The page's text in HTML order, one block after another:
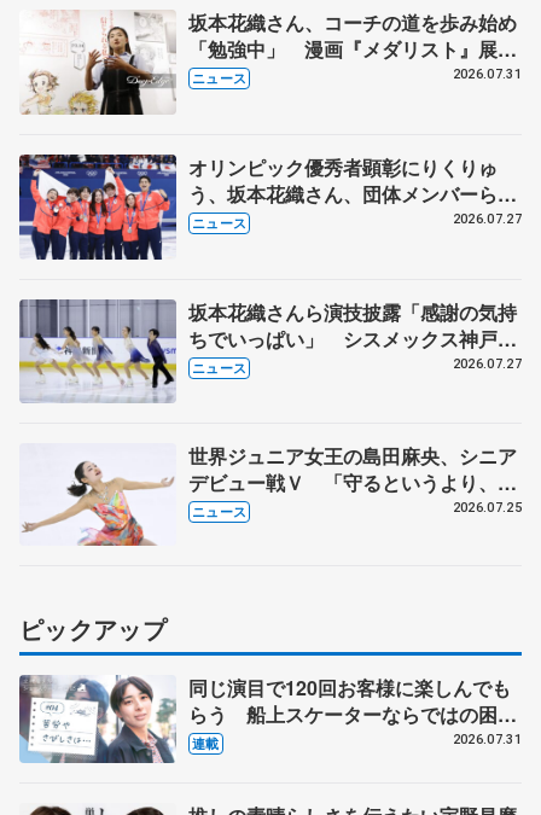
坂本花織さん、コーチの道を歩み始め
「勉強中」 漫画『メダリスト』展覧
会で子どもたちにエール
ニュース 2026.07.31
オリンピック優秀者顕彰にりくりゅ
う、坂本花織さん、団体メンバーら
8月7日に文科省が表彰式、ブルーノ・
ニュース 2026.07.27
坂本花織さんら演技披露「感謝の気持
ちでいっぱい」 シスメックス神戸ア
イスキャンパス開場1周年イベント
ニュース 2026.07.27
世界ジュニア女王の島田麻央、シニア
デビュー戦Ｖ 「守るというより、攻
める」気持ち、みなとアクルス杯
ニュース 2026.07.25
ピックアップ
同じ演目で120回お客様に楽しんでも
らう 船上スケーターならではの困難
とは 影響あったPIW前キャプテン松
連載 2026.07.31